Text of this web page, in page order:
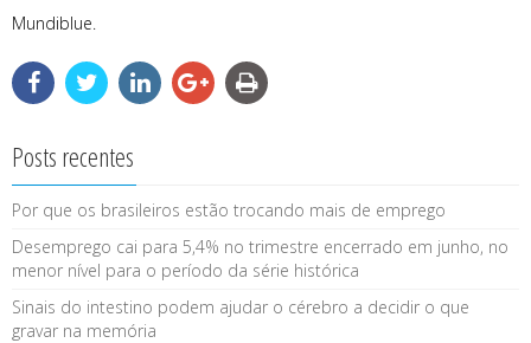
Mundiblue.
Posts recentes
Por que os brasileiros estão trocando mais de emprego
Desemprego cai para 5,4% no trimestre encerrado em junho, no
menor nível para o período da série histórica
Sinais do intestino podem ajudar o cérebro a decidir o que
gravar na memória